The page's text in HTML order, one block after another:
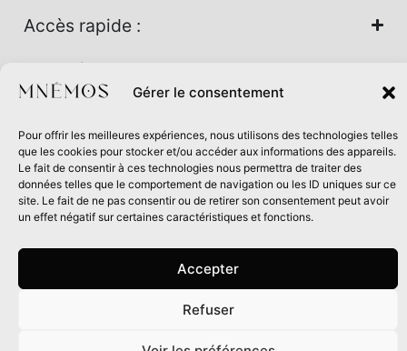
Gérer le consentement
Pour offrir les meilleures expériences, nous utilisons des technologies telles
que les cookies pour stocker et/ou accéder aux informations des appareils.
Le fait de consentir à ces technologies nous permettra de traiter des
données telles que le comportement de navigation ou les ID uniques sur ce
site. Le fait de ne pas consentir ou de retirer son consentement peut avoir
un effet négatif sur certaines caractéristiques et fonctions.
Accepter
Refuser
Accès rapide :
Nos univers :
Maison d’édition soutenue par la DRAC Auvergne-Rhône-
Alpes et la Région Auvergne-Rhône-Alpes dans le cadre du
Contrat de filière Livre 2024